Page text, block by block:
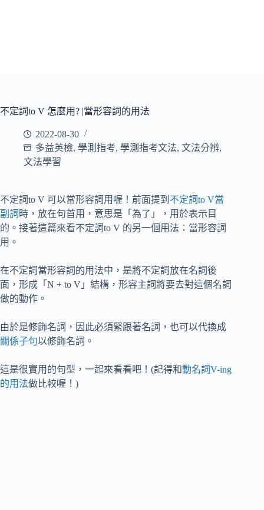
不定詞to V 怎麼用? |當形容詞的用法
2022-08-30
多益英檢, 學測指考, 學測指考文法, 文法分辨,
文法學習
不定詞to V 可以當形容詞用喔！前面提到 不定詞to V當
副詞 時，放在句首用，意思是「為了」，用於表示目
的。接著這篇來看不定詞to V 的另一個用法：當形容詞
用。
在不定詞當形容詞的用法中，是將不定詞放在名詞後
面，形成「N + to V」結構，形容主詞將要去對這個名詞
做的動作。
由於是修飾名詞，因此必須緊跟著名詞，也可以代換成
關係子句以修飾名詞。
這是很實用的句型，一起來看看吧！(記得和動名詞V-ing
的用法做比較喔！)